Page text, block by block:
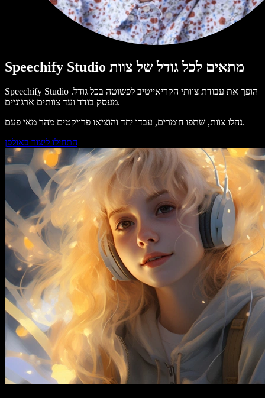
Speechify Studio מתאים לכל גודל של צוות
Speechify Studio הופך את עבודת צוותי הקריאייטיב לפשוטה בכל גודל.
מעסק בודד ועד צוותים ארגוניים.
נהלו צוות, שתפו חומרים, עבדו יחד והוציאו פרויקטים מהר מאי פעם.
התחילו ליצור באולפן